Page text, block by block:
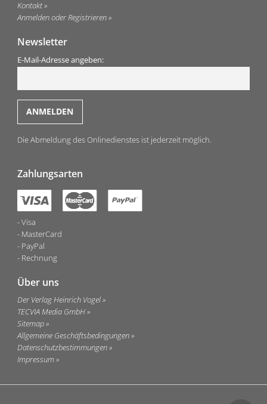
Kontakt
Anmelden oder Registrieren
Newsletter
E-Mail-Adresse angeben:
Die Abmeldung des Onlinedienstes ist jederzeit möglich.
Zahlungsarten
Visa
MasterCard
PayPal
Rechnung
Über uns
Der Verlag Heinrich Vogel
TECVIA Media GmbH
Sitemap
Allgemeine Geschäftsbedingungen
Datenschutzbestimmungen
Impressum